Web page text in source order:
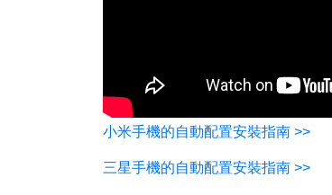
小米手機的自動配置安裝指南 >>
三星手機的自動配置安裝指南 >>